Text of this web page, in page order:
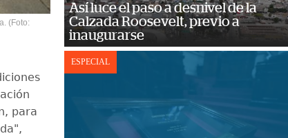
(Foto:
para
Así luce el paso a desnivel de la
Calzada Roosevelt, previo a
inaugurarse
ESPECIAL